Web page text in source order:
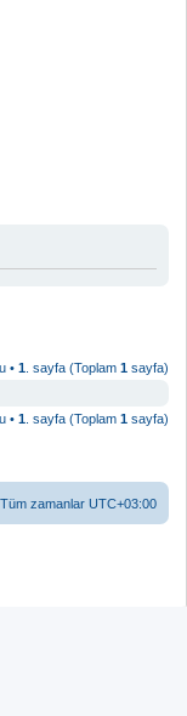
• 1 . sayfa (Toplam 1 sayfa)
• 1 . sayfa (Toplam 1 sayfa)
Tüm zamanlar UTC+03:00